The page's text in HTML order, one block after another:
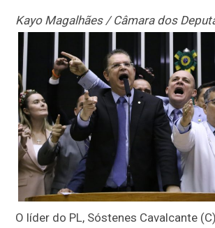
Kayo Magalhães / Câmara dos
O líder do PL, Sóstenes Cavalcante (C)